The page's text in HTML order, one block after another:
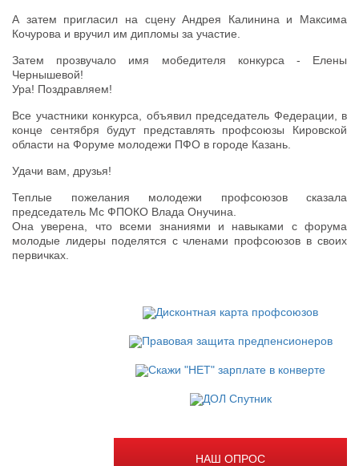
А затем пригласил на сцену Андрея Калинина и Максима
Кочурова и вручил им дипломы за участие.
Затем прозвучало имя мобедителя конкурса - Елены
Чернышевой!
Ура! Поздравляем!
Все участники конкурса, объявил председатель Федерации, в
конце сентября будут представлять профсоюзы Кировской
области на Форуме молодежи ПФО в городе Казань.
Удачи вам, друзья!
Теплые пожелания молодежи профсоюзов сказала
председатель Мс ФПОКО Влада Онучина.
Она уверена, что всеми знаниями и навыками с форума
молодые лидеры поделятся с членами профсоюзов в своих
первичках.
НАШ ОПРОС